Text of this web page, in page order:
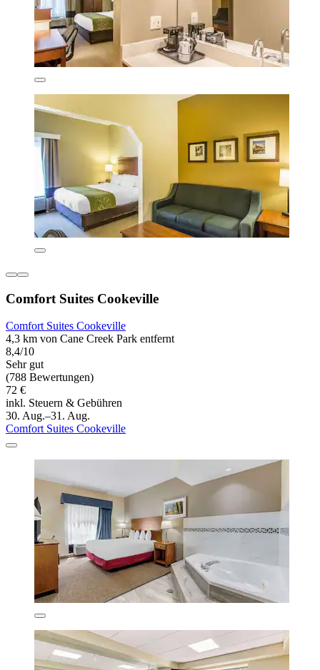
Comfort Suites Cookeville
Comfort Suites Cookeville
4,3 km von Cane Creek Park entfernt
8,4/10
Sehr gut
(788 Bewertungen)
72 €
inkl. Steuern & Gebühren
30. Aug.–31. Aug.
Comfort Suites Cookeville